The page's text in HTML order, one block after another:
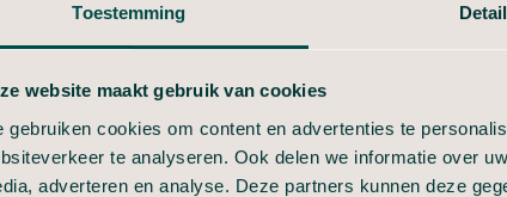
Toestemming
website maakt gebruik van cookies
gebruiken cookies om content en advertenties te
te analyseren. Ook delen we informatie over
adverteren en analyse. Deze partners kunnen deze
geholpen met alles. Anneke is echt een lieve
goed naar je luistert, geen vraag is te gek en ze
mee. Ze heeft het allemaal super goed
ons en wij hebben een hele fijne ervaring
een aanrader!